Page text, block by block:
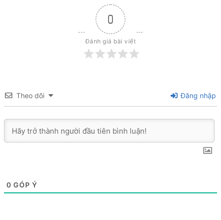
0
Đánh giá bài viết
Theo dõi Đăng nhập
0 GÓP Ý